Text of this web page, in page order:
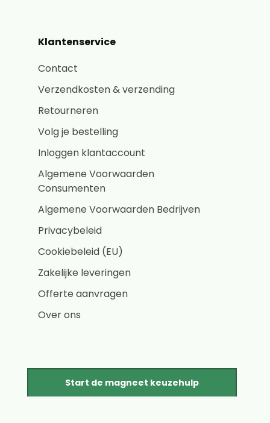
Klantenservice
Contact
Verzendkosten & verzending
Retourneren
Volg je bestelling
Inloggen klantaccount
Algemene Voorwaarden
Consumenten
Algemene Voorwaarden Bedrijven
Privacybeleid
Cookiebeleid (EU)
Zakelijke leveringen
Offerte aanvragen
Over ons
Start de magneet keuzehulp